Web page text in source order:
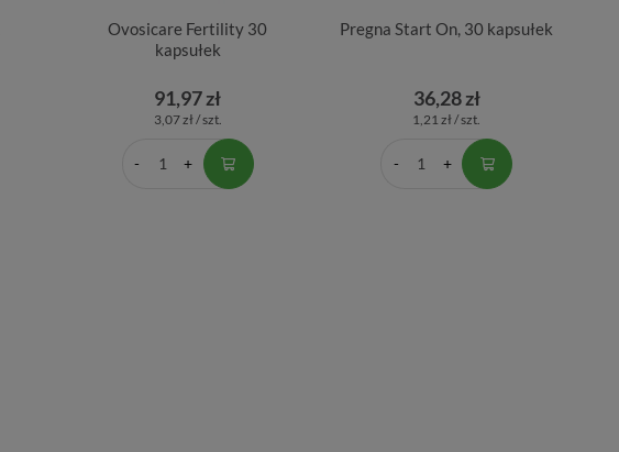
Ovosicare Fertility 30
kapsułek
91,97 zł
3,07 zł / szt.
Pregna Start On, 30 kapsułek
36,28 zł
1,21 zł / szt.